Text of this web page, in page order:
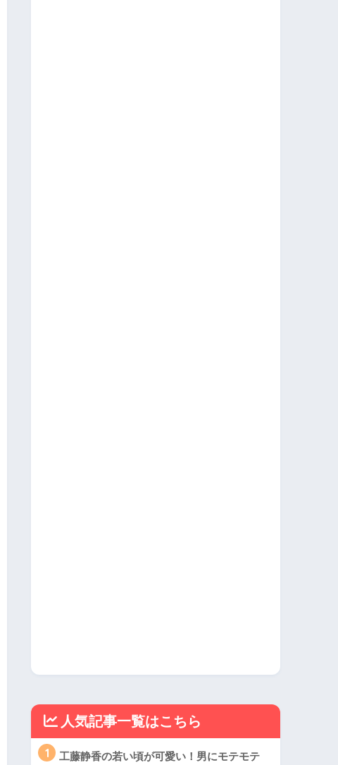
人気記事一覧はこちら
1
工藤静香の若い頃が可愛い！男にモテモテ